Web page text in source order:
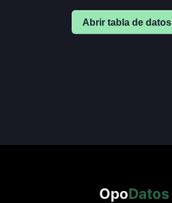
Abrir tabla de datos
OpoDatos